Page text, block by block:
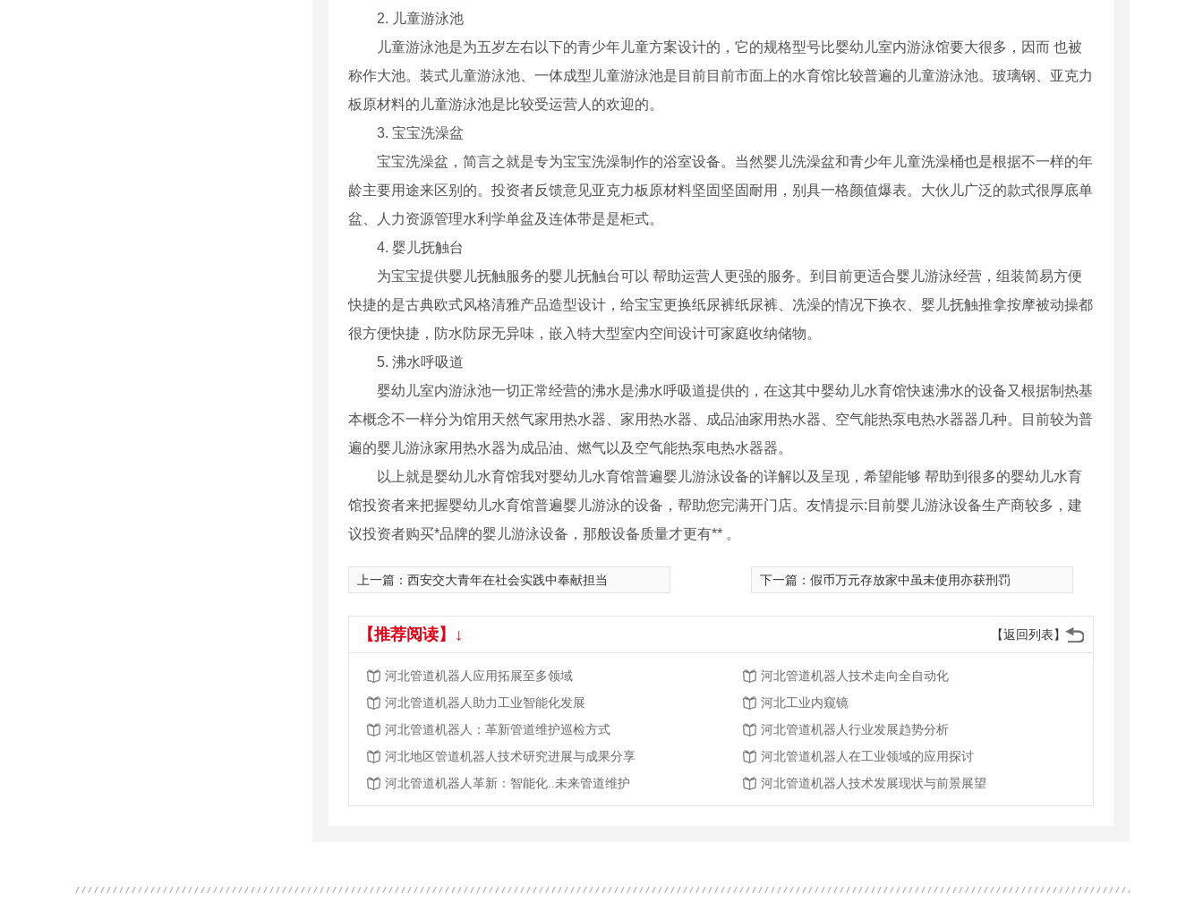
2. 儿童游泳池
儿童游泳池是为五岁左右以下的青少年儿童方案设计的，它的规格型号比婴幼儿室内游泳馆要大很多，因而 也被
称作大池。装式儿童游泳池、一体成型儿童游泳池是目前目前市面上的水育馆比较普遍的儿童游泳池。玻璃钢、亚克力
板原材料的儿童游泳池是比较受运营人的欢迎的。
3. 宝宝洗澡盆
宝宝洗澡盆，简言之就是专为宝宝洗澡制作的浴室设备。当然婴儿洗澡盆和青少年儿童洗澡桶也是根据不一样的年
龄主要用途来区别的。投资者反馈意见亚克力板原材料坚固坚固耐用，别具一格颜值爆表。大伙儿广泛的款式很厚底单
盆、人力资源管理水利学单盆及连体带是是柜式。
4. 婴儿抚触台
为宝宝提供婴儿抚触服务的婴儿抚触台可以 帮助运营人更强的服务。到目前更适合婴儿游泳经营，组装简易方便
快捷的是古典欧式风格清雅产品造型设计，给宝宝更换纸尿裤纸尿裤、冼澡的情况下换衣、婴儿抚触推拿按摩被动操都
很方便快捷，防水防尿无异味，嵌入特大型室内空间设计可家庭收纳储物。
5. 沸水呼吸道
婴幼儿室内游泳池一切正常经营的沸水是沸水呼吸道提供的，在这其中婴幼儿水育馆快速沸水的设备又根据制热基
本概念不一样分为馆用天然气家用热水器、家用热水器、成品油家用热水器、空气能热泵电热水器器几种。目前较为普
遍的婴儿游泳家用热水器为成品油、燃气以及空气能热泵电热水器器。
以上就是婴幼儿水育馆我对婴幼儿水育馆普遍婴儿游泳设备的详解以及呈现，希望能够 帮助到很多的婴幼儿水育
馆投资者来把握婴幼儿水育馆普遍婴儿游泳的设备，帮助您完满开门店。友情提示:目前婴儿游泳设备生产商较多，建
议投资者购买*品牌的婴儿游泳设备，那般设备质量才更有** 。
上一篇： 西安交大青年在社会实践中奉献担当 下一篇： 假币万元存放家中虽未使用亦获刑罚
【返回列表】
【推荐阅读】↓
河北管道机器人应用拓展至多领域
河北管道机器人技术走向全自动化
河北管道机器人助力工业智能化发展
河北工业内窥镜
河北管道机器人：革新管道维护巡检方式
河北管道机器人行业发展趋势分析
河北地区管道机器人技术研究进展与成果分享
河北管道机器人在工业领域的应用探讨
河北管道机器人革新：智能化..未来管道维护
河北管道机器人技术发展现状与前景展望